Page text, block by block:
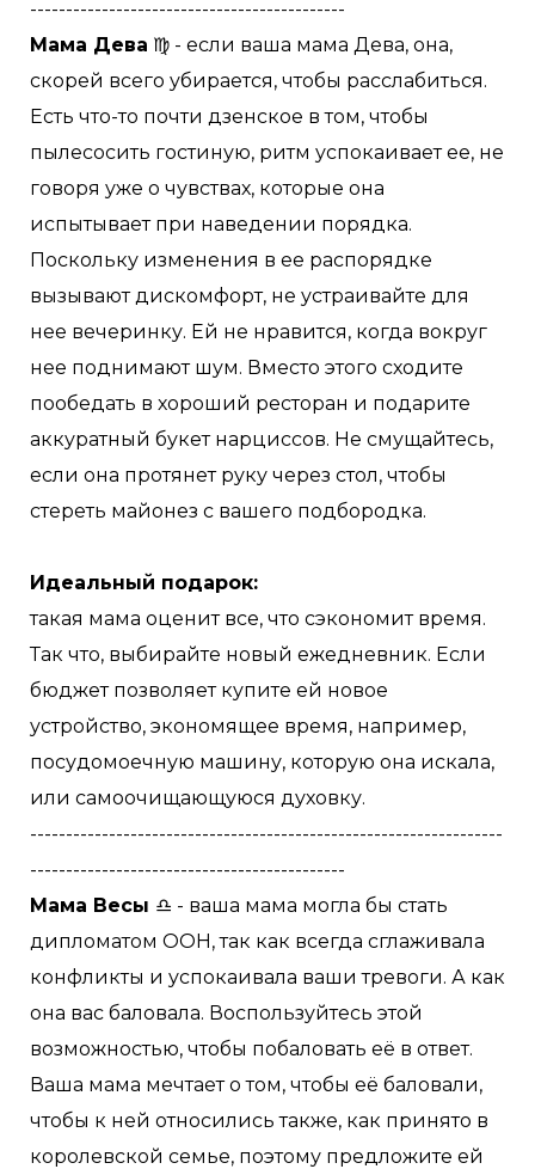
--------------------------------------------
Мама Дева ♍️ - если ваша мама Дева, она,
скорей всего убирается, чтобы расслабиться.
Есть что-то почти дзенское в том, чтобы
пылесосить гостиную, ритм успокаивает ее, не
говоря уже о чувствах, которые она
испытывает при наведении порядка.
Поскольку изменения в ее распорядке
вызывают дискомфорт, не устраивайте для
нее вечеринку. Ей не нравится, когда вокруг
нее поднимают шум. Вместо этого сходите
пообедать в хороший ресторан и подарите
аккуратный букет нарциссов. Не смущайтесь,
если она протянет руку через стол, чтобы
стереть майонез с вашего подбородка.
Идеальный подарок:
такая мама оценит все, что сэкономит время.
Так что, выбирайте новый ежедневник. Если
бюджет позволяет купите ей новое
устройство, экономящее время, например,
посудомоечную машину, которую она искала,
или самоочищающуюся духовку.
------------------------------------------------------------------
--------------------------------------------
Мама Весы ♎️ - ваша мама могла бы стать
дипломатом ООН, так как всегда сглаживала
конфликты и успокаивала ваши тревоги. А как
она вас баловала. Воспользуйтесь этой
возможностью, чтобы побаловать её в ответ.
Ваша мама мечтает о том, чтобы её баловали,
чтобы к ней относились также, как принято в
королевской семье, поэтому предложите ей